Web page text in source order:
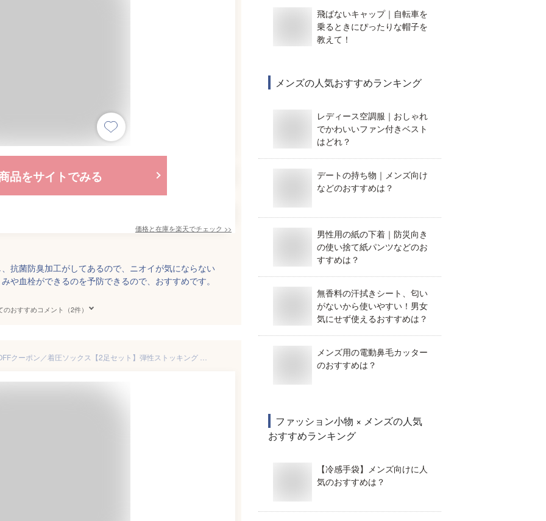
品をサイトでみる
価格と在庫を楽天でチェック >>
抗菌防臭加工がしてあるので、ニオイが気にならない
や血栓ができるのを予防できるので、おすすめです。
のおすすめコメント（2件）
飛ばないキャップ｜自転車を
乗るときにぴったりな帽子を
教えて！
メンズの人気おすすめランキング
レディース空調服｜おしゃれ
でかわいいファン付きベスト
はどれ？
デートの持ち物｜メンズ向け
などのおすすめは？
男性用の紙の下着｜防災向き
の使い捨て紙パンツなどのお
すすめは？
無香料の汗拭きシート、匂い
がないから使いやすい！男女
気にせず使えるおすすめは？
メンズ用の電動鼻毛カッター
のおすすめは？
ファッション小物 × メンズの人気
おすすめランキング
【冷感手袋】メンズ向けに人
気のおすすめは？